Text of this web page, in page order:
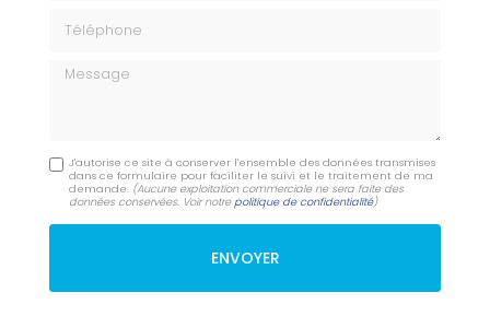
Message
J'autorise ce site à conserver l'ensemble des données transmises
dans ce formulaire pour faciliter le suivi et le traitement de ma
demande. (Aucune exploitation commerciale ne sera faite des
données conservées. Voir notrepolitique de confidentialité)